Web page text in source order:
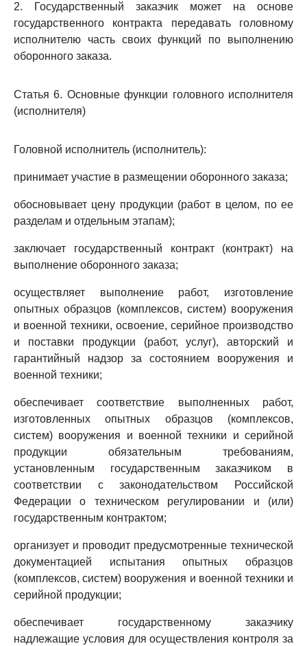
2. Государственный заказчик может на основе
государственного контракта передавать головному
исполнителю часть своих функций по выполнению
оборонного заказа.
Статья 6. Основные функции головного исполнителя
(исполнителя)
Головной исполнитель (исполнитель):
принимает участие в размещении оборонного заказа;
обосновывает цену продукции (работ в целом, по ее
разделам и отдельным этапам);
заключает государственный контракт (контракт) на
выполнение оборонного заказа;
осуществляет выполнение работ, изготовление
опытных образцов (комплексов, систем) вооружения
и военной техники, освоение, серийное производство
и поставки продукции (работ, услуг), авторский и
гарантийный надзор за состоянием вооружения и
военной техники;
обеспечивает соответствие выполненных работ,
изготовленных опытных образцов (комплексов,
систем) вооружения и военной техники и серийной
продукции обязательным требованиям,
установленным государственным заказчиком в
соответствии с законодательством Российской
Федерации о техническом регулировании и (или)
государственным контрактом;
организует и проводит предусмотренные технической
документацией испытания опытных образцов
(комплексов, систем) вооружения и военной техники и
серийной продукции;
обеспечивает государственному заказчику
надлежащие условия для осуществления контроля за